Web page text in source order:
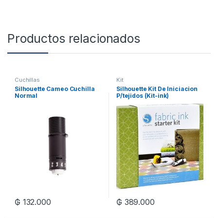
Productos relacionados
Cuchillas
Silhouette Cameo Cuchilla
Normal
₲ 132.000
Kit
Silhouette Kit De Iniciacion
P/tejidos (Kit-ink)
₲ 389.000